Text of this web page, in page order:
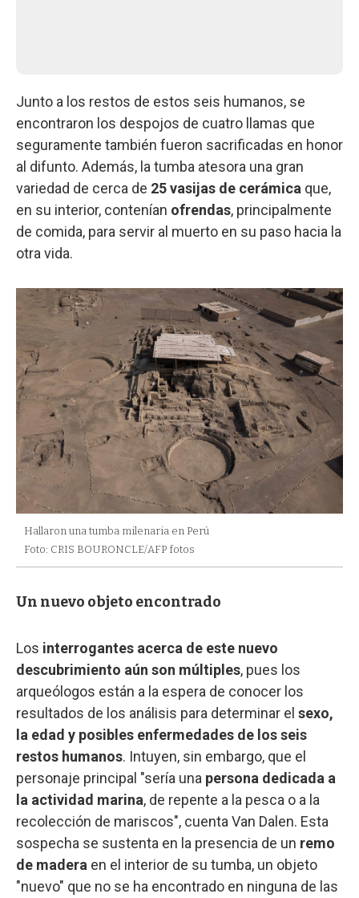
Junto a los restos de estos seis humanos, se
encontraron los despojos de cuatro llamas que
seguramente también fueron sacrificadas en honor
al difunto. Además, la tumba atesora una gran
variedad de cerca de 25 vasijas de cerámica que,
en su interior, contenían ofrendas, principalmente
de comida, para servir al muerto en su paso hacia la
otra vida.
Hallaron una tumba milenaria en Perú
Foto: CRIS BOURONCLE/AFP fotos
Un nuevo objeto encontrado
Los interrogantes acerca de este nuevo
descubrimiento aún son múltiples, pues los
arqueólogos están a la espera de conocer los
resultados de los análisis para determinar el sexo,
la edad y posibles enfermedades de los seis
restos humanos. Intuyen, sin embargo, que el
personaje principal "sería una persona dedicada a
la actividad marina, de repente a la pesca o a la
recolección de mariscos", cuenta Van Dalen. Esta
sospecha se sustenta en la presencia de un remo
de madera en el interior de su tumba, un objeto
"nuevo" que no se ha encontrado en ninguna de las